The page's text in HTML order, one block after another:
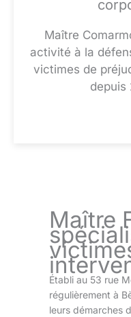
Maître
activité à la
victimes de
depuis
Maître
Établi au 53 rue
régulièrement à
leurs démarches